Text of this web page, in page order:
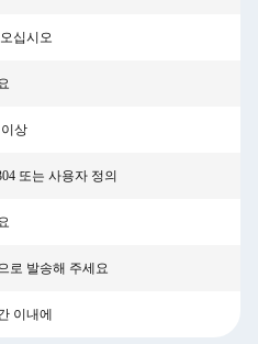
십시오
상
또는 사용자 정의
로 발송해 주세요
이내에